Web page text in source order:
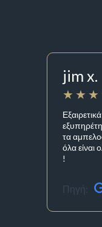
jim x.
τα
όλα είναι
!
Πηγή: